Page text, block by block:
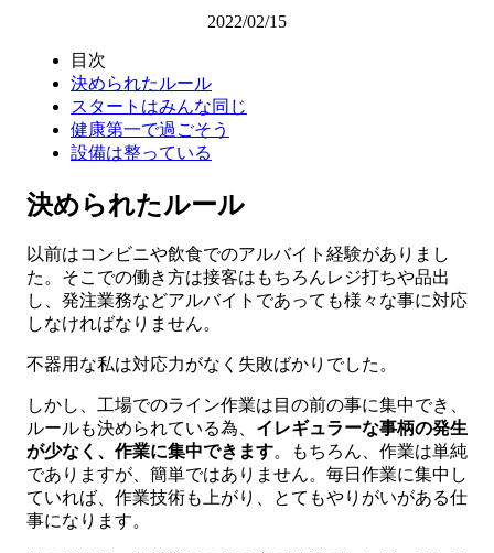
2022/02/15
目次
決められたルール
スタートはみんな同じ
健康第一で過ごそう
設備は整っている
決められたルール
以前はコンビニや飲食でのアルバイト経験がありまし
た。そこでの働き方は接客はもちろんレジ打ちや品出
し、発注業務などアルバイトであっても様々な事に対応
しなければなりません。
不器用な私は対応力がなく失敗ばかりでした。
しかし、工場でのライン作業は目の前の事に集中でき、
ルールも決められている為、 イレギュラーな事柄の発生
が少なく、作業に集中できます。もちろん、作業は単純
でありますが、簡単ではありません。毎日作業に集中し
ていれば、作業技術も上がり、とてもやりがいがある仕
事になります。